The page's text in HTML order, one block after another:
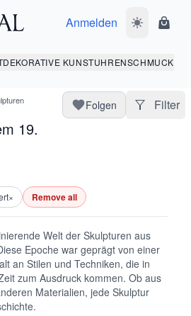
Anmelden
DEKORATIVE KUNSTUHRENSCHMUCK
19.
Folgen Filter
× Remove all
Welt der Skulpturen aus
Epoche war geprägt von einer
an Stilen und Techniken, die in
zum Ausdruck kommen. Ob aus
Materialien, jede Skulptur